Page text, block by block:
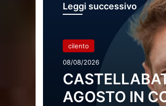
Leggi successivo
cilento
08/08/2026
AGOSTO IN